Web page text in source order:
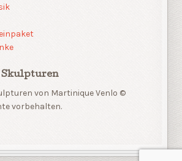
von Martinique Venlo ©
vorbehalten.